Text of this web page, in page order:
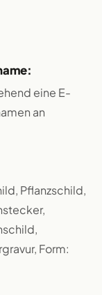
eine E-
an
Pflanzschild,
Form: